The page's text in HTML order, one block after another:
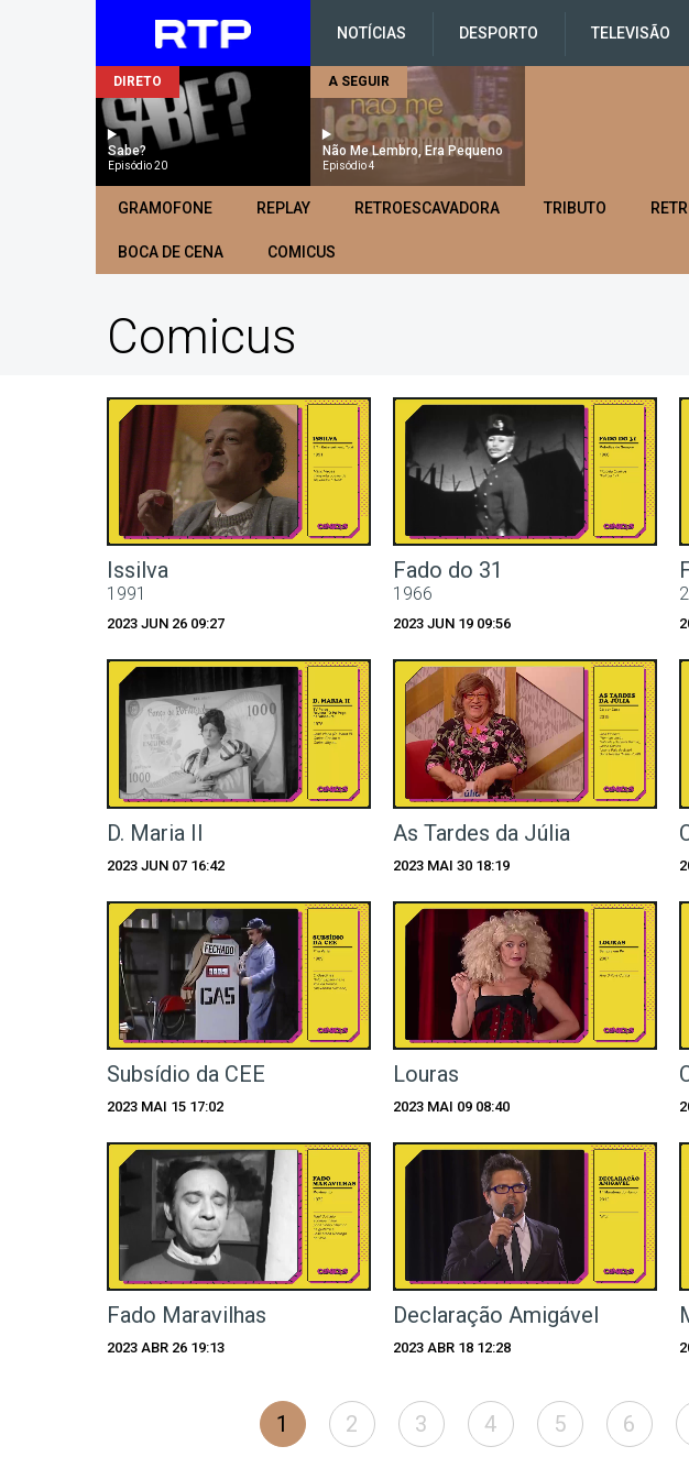
NOTÍCIAS DESPORTO TELEVISÃO
Sabe?
Episódio 20
DIRETO
Não Me Lembro, Era Pequeno
Episódio 4
A SEGUIR
GRAMOFONE REPLAY RETROESCAVADORA TRIBUTO
BOCA DE CENA COMICUS
Comicus
Issilva
1991
2023 JUN 26 09:27
Fado do 31
1966
2023 JUN 19 09:56
D. Maria II
2023 JUN 07 16:42
As Tardes da Júlia
2023 MAI 30 18:19
Subsídio da CEE
2023 MAI 15 17:02
Louras
2023 MAI 09 08:40
Fado Maravilhas
2023 ABR 26 19:13
Declaração Amigável
2023 ABR 18 12:28
1 2 3 4 5 6